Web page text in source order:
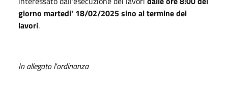
giorno martedi' 18/02/2025 sino al termine dei
lavori.
In allegato l'ordinanza